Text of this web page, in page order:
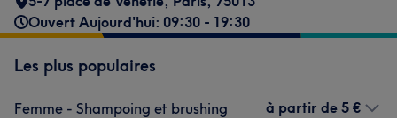
Ouvert Aujourd'hui: 09:30 - 19:30
Les plus populaires
Femme - Shampoing et brushing
à partir de 5 €